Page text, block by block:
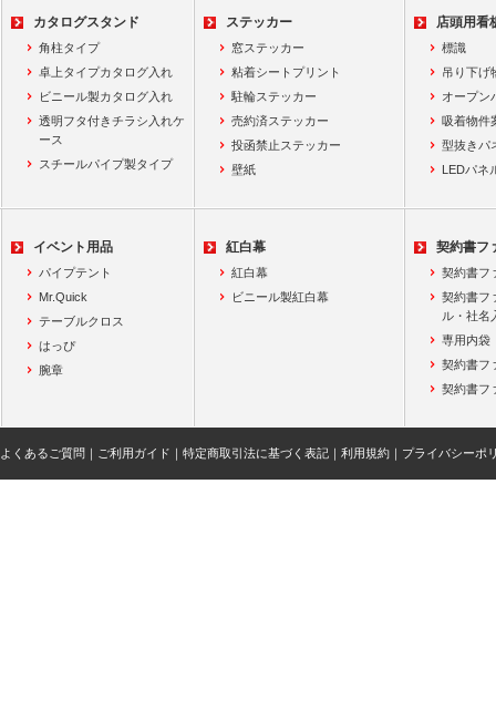
カタログスタンド
角柱タイプ
卓上タイプカタログ入れ
ビニール製カタログ入れ
透明フタ付きチラシ入れケ
ース
スチールパイプ製タイプ
ステッカー
窓ステッカー
粘着シートプリント
駐輪ステッカー
売約済ステッカー
投函禁止ステッカー
壁紙
店頭用看
標識
吊り下げ
オープン
吸着物件
型抜きパ
LEDパネ
イベント用品
パイプテント
Mr.Quick
テーブルクロス
はっぴ
腕章
紅白幕
紅白幕
ビニール製紅白幕
契約書フ
契約書フ
契約書フ
ル・社名
専用内袋
契約書フ
契約書フ
よくあるご質問 ご利用ガイド 特定商取引法に基づく表記 利用規約 プライバシーポ